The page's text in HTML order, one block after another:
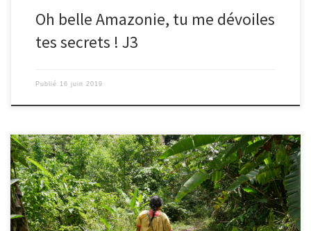
Oh belle Amazonie, tu me dévoiles
tes secrets ! J3
Publié 16 juin 2019
Le 14/06/2019 – Ingrid. 2ème jour : Au programme, 2h de pirogue
pour rejoindre un petit village où vit une petite communauté
indigène. En chemin, nous observons à nouveau plein d’animaux.